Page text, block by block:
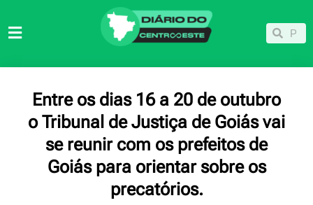
para
Pesquisar
Entre os dias 16 a 20 de outubro
o Tribunal de Justiça de Goiás vai
se reunir com os prefeitos de
Goiás para orientar sobre os
precatórios.